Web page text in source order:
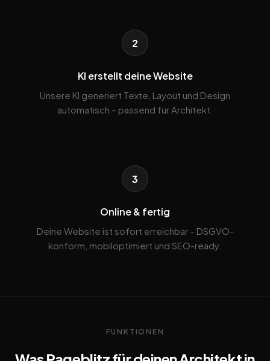
2
KI erstellt deine Website
Unsere KI generiert Texte, Layout und Design
automatisch – passend für Architekt.
3
Online & fertig
Deine Website ist sofort erreichbar – DSGVO-
konform, mobiloptimiert und SEO-ready.
FUNKTIONEN